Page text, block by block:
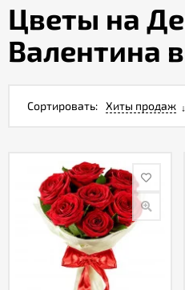
Гарантии
Вопрос-
Цветы на
Валентина
Сортировать: Хиты продаж